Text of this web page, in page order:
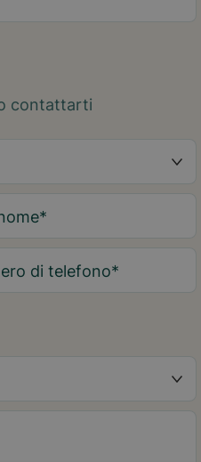
contattarti
*
di telefono*